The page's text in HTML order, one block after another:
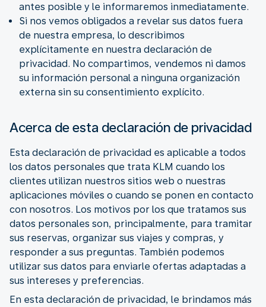
antes posible y le informaremos inmediatamente.
Si nos vemos obligados a revelar sus datos fuera
de nuestra empresa, lo describimos
explícitamente en nuestra declaración de
privacidad. No compartimos, vendemos ni damos
su información personal a ninguna organización
externa sin su consentimiento explícito.
Acerca de esta declaración de privacidad
Esta declaración de privacidad es aplicable a todos
los datos personales que trata KLM cuando los
clientes utilizan nuestros sitios web o nuestras
aplicaciones móviles o cuando se ponen en contacto
con nosotros. Los motivos por los que tratamos sus
datos personales son, principalmente, para tramitar
sus reservas, organizar sus viajes y compras, y
responder a sus preguntas. También podemos
utilizar sus datos para enviarle ofertas adaptadas a
sus intereses y preferencias.
En esta declaración de privacidad, le brindamos más